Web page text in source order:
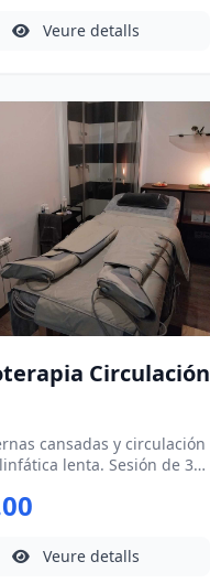
+ Fruta de temportada
Bebida + Yogur con
-Atún -Jamón -
Veure detalls
Circulación
cansadas y circulación
lenta. Sesión de 30
y reutilizable. -
5 sesiones Gafas de
-Posibilidad Bono 10
Veure detalls